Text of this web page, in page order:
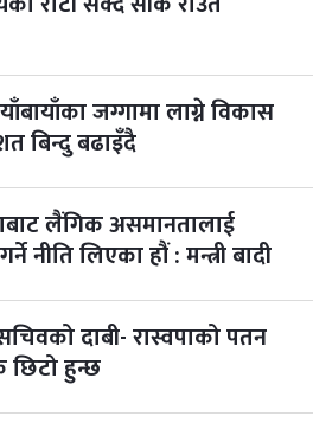
जग्गामा लाग्ने विकास
बिन्दु बढाइँदै
लैंगिक असमानतालाई
नीति लिएका हौं : मन्त्री बादी
दाबी- रास्वपाको पतन
छिटो हुन्छ